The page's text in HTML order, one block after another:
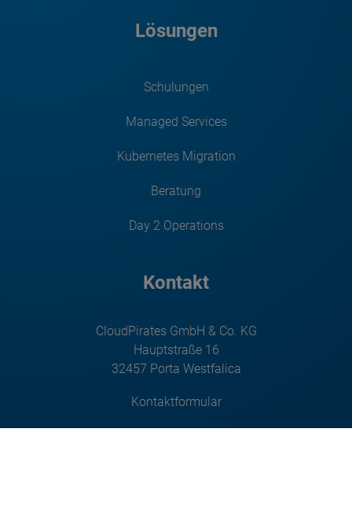
Lösungen
Schulungen
Managed Services
Kubernetes Migration
Beratung
Day 2 Operations
Kontakt
CloudPirates GmbH & Co. KG
Hauptstraße 16
32457 Porta Westfalica
Kontaktformular